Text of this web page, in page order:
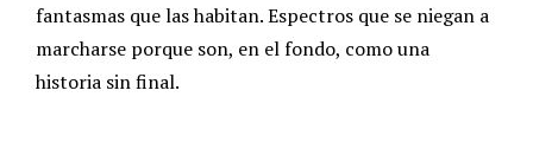
fantasmas que las habitan. Espectros que se niegan a
marcharse porque son, en el fondo, como una
historia sin final.